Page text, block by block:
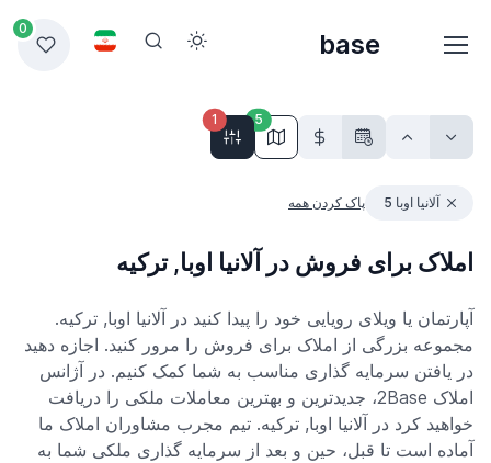
base
0
5
1
آلانیا اوبا 5 پاک کردن همه
املاک برای فروش در آلانیا اوبا, ترکیه
آپارتمان یا ویلای رویایی خود را پیدا کنید در آلانیا اوبا, ترکیه.
مجموعه بزرگی از املاک برای فروش را مرور کنید. اجازه دهید
در یافتن سرمایه گذاری مناسب به شما کمک کنیم. در آژانس
املاک 2Base، جدیدترین و بهترین معاملات ملکی را دریافت
خواهید کرد در آلانیا اوبا, ترکیه. تیم مجرب مشاوران املاک ما
آماده است تا قبل، حین و بعد از سرمایه گذاری ملکی شما به